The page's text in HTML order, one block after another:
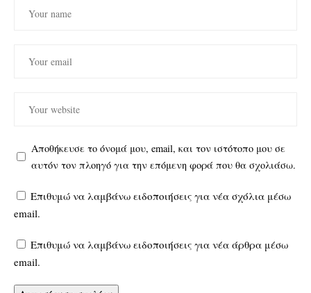
Αποθήκευσε το όνομά μου, email, και τον ιστότοπο μου σε
αυτόν τον πλοηγό για την επόμενη φορά που θα σχολιάσω.
Επιθυμώ να λαμβάνω ειδοποιήσεις για νέα σχόλια μέσω
email.
Επιθυμώ να λαμβάνω ειδοποιήσεις για νέα άρθρα μέσω
email.